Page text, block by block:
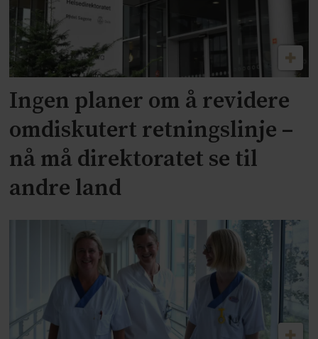
Ingen planer om å revidere
omdiskutert retningslinje –
nå må direktoratet se til
andre land